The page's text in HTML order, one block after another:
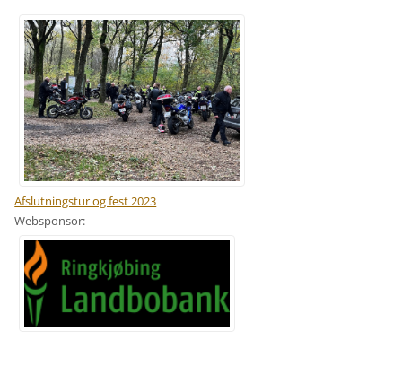
Afslutningstur og fest 2023
Websponsor: